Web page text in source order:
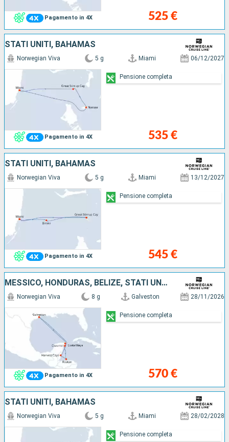
Pagamento in 4X 525 €
STATI UNITI, BAHAMAS
Pagamento in 4X
Norwegian Viva 5 g Miami 06/12/2027
535 €
Pensione completa
STATI UNITI, BAHAMAS
Pagamento in 4X
Norwegian Viva 5 g Miami 13/12/2027
545 €
Pensione completa
MESSICO, HONDURAS, BELIZE, STATI UNITI
Pagamento in 4X
Norwegian Viva 8 g Galveston 28/11/2026
570 €
Pensione completa
STATI UNITI, BAHAMAS
Norwegian Viva 5 g Miami 28/02/2028
Pensione completa